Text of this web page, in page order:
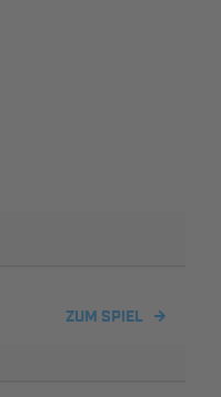
ZUM SPIEL